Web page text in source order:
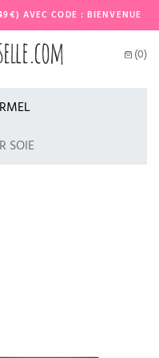
AVEC CODE : BIENVENUE
(0)
SOIE